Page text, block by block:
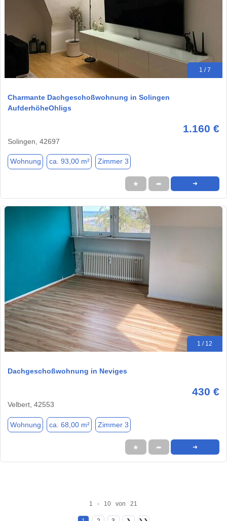
1 / 7
Charmante Dachgeschoßwohnung in Solingen
AufderhöheOhligs
1.160 €
Solingen, 42697
Wohnung ca. 93,00 m² Zimmer 3
★ ➦ ➜
1 / 12
Dachgeschoßwohnung in Neviges
430 €
Velbert, 42553
Wohnung ca. 68,00 m² Zimmer 3
★ ➦ ➜
1 - 10 von 21